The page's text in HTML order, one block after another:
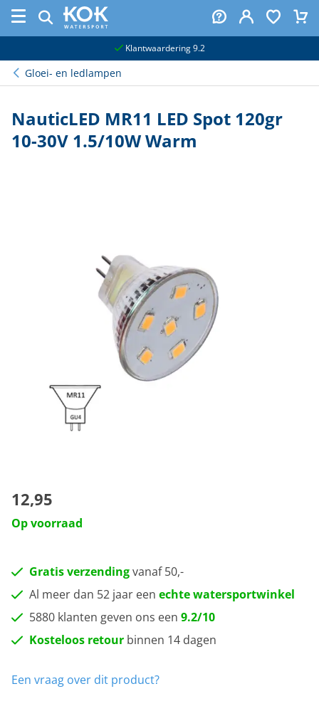
Klantwaardering 9.2
Gloei- en ledlampen
NauticLED MR11 LED Spot 120gr
10-30V 1.5/10W Warm
12,95
Op voorraad
Gratis verzendingvanaf 50,-
Al meer dan 52 jaar een echte watersportwinkel
5880 klanten geven ons een 9.2/10
Kosteloos retour binnen 14 dagen
Een vraag over dit product?